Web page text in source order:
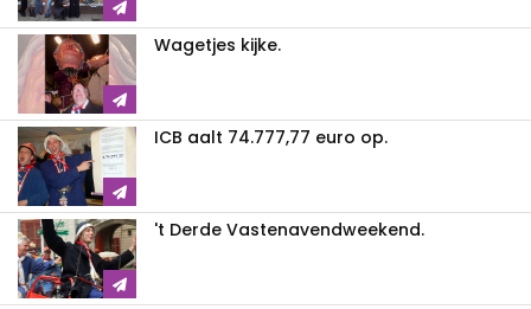
Wagetjes kijke.
ICB aalt 74.777,77 euro op.
't Derde Vastenavendweekend.